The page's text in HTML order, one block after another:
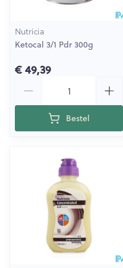
Nutricia
Ketocal 3/1 Pdr 300g
€ 49,39
Bestel